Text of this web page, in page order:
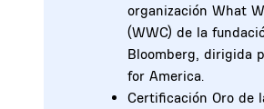
organización What
(WWC) de la
Bloomberg, dirigida
for America.
Certificación Oro de